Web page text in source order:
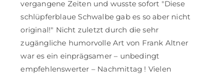
vergangene Zeiten und wusste sofort "Diese
schlüpferblaue Schwalbe gab es so aber nicht
original!" Nicht zuletzt durch die sehr
zugängliche humorvolle Art von Frank Altner
war es ein einprägsamer – unbedingt
empfehlenswerter – Nachmittag ! Vielen